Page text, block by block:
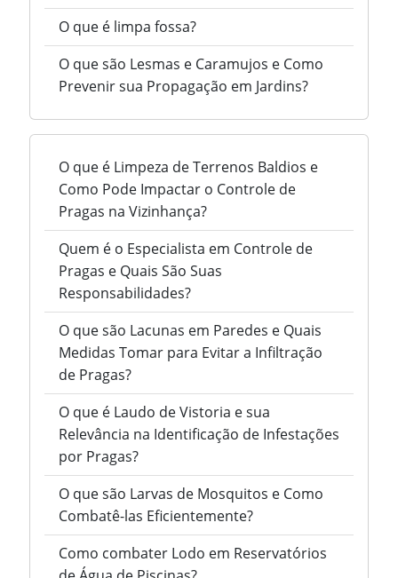
O que é limpa fossa?
O que são Lesmas e Caramujos e Como
Prevenir sua Propagação em Jardins?
O que é Limpeza de Terrenos Baldios e
Como Pode Impactar o Controle de
Pragas na Vizinhança?
Quem é o Especialista em Controle de
Pragas e Quais São Suas
Responsabilidades?
O que são Lacunas em Paredes e Quais
Medidas Tomar para Evitar a Infiltração
de Pragas?
O que é Laudo de Vistoria e sua
Relevância na Identificação de Infestações
por Pragas?
O que são Larvas de Mosquitos e Como
Combatê-las Eficientemente?
Como combater Lodo em Reservatórios